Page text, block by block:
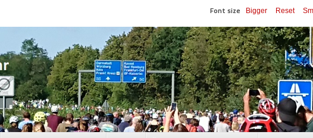
Font size Bigger Reset